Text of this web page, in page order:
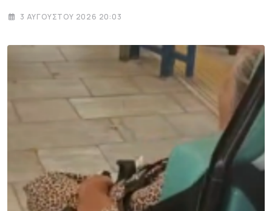
3 ΑΥΓΟΎΣΤΟΥ 2026 20:03